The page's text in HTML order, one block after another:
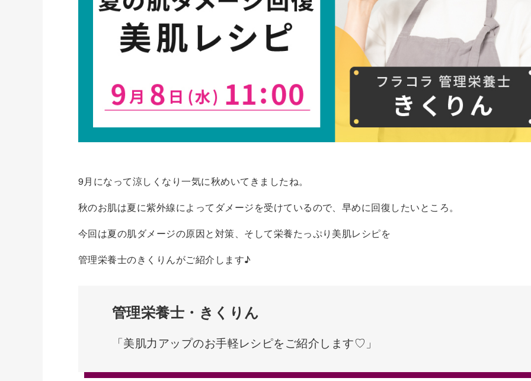
9月になって涼しくなり一気に秋めいてきましたね。
秋のお肌は夏に紫外線によってダメージを受けているので、早めに回復したいところ。
今回は夏の肌ダメージの原因と対策、そして栄養たっぷり美肌レシピを
管理栄養士のきくりんがご紹介します♪
管理栄養士・きくりん
「美肌力アップのお手軽レシピをご紹介します♡」